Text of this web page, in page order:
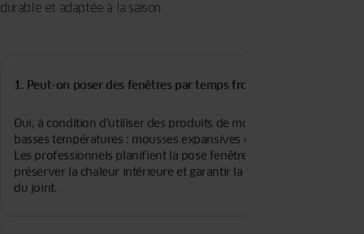
durable et adaptée à la saison.
1. Peut-on poser des fenêtres par temps froid ?
Oui, à condition d’utiliser des produits de montage adaptés aux
basses températures : mousses expansives et joints « hiver ».
Les professionnels planifient la pose fenêtre par fenêtre, pour
préserver la chaleur intérieure et garantir la bonne étanchéité
du joint.